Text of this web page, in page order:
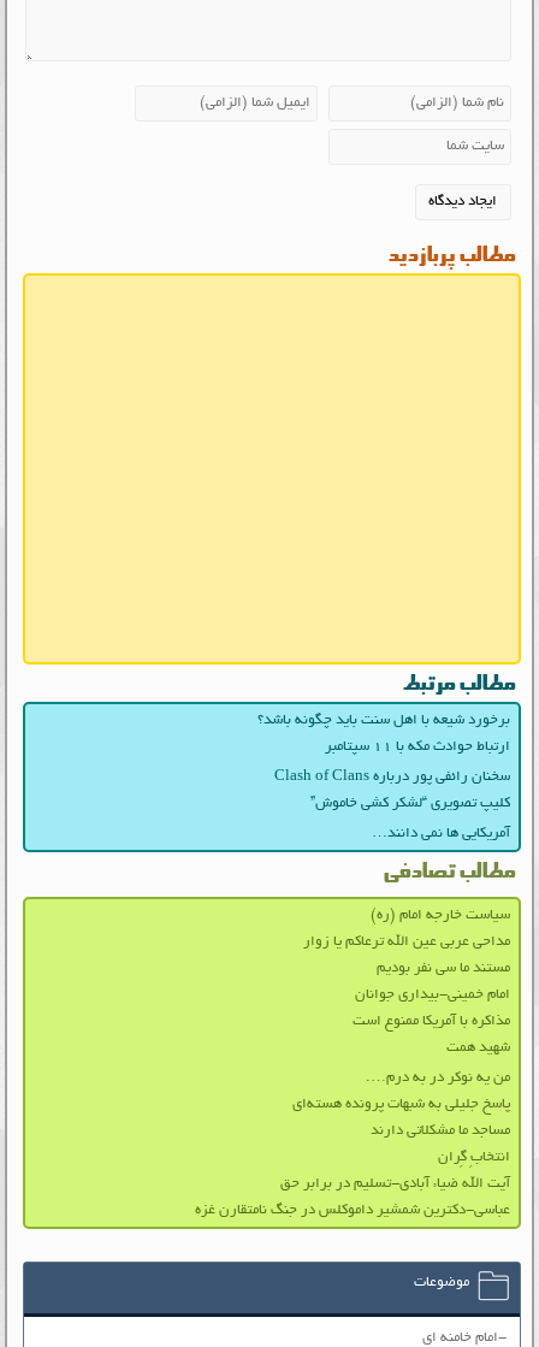
مطالب پربازدید
مطالب مرتبط
برخورد شیعه با اهل سنت باید چگونه باشد؟
ارتباط حوادث مکه با ۱۱ سپتامبر
سخنان رائفی پور درباره Clash of Clans
کلیپ تصویری “لشکر کشی خاموش”
آمریکایی ها نمی دانند…
مطالب تصادفی
سیاست خارجه امام (ره)
مداحی عربی عين الله ترعاکم يا زوار
مستند ما سی نفر بودیم
امام خمینی-بیداری جوانان
مذاکره با آمریکا ممنوع است
شهید همت
من یه نوکر در به درم….
پاسخ جلیلی به شبهات پرونده هسته‌ای
مساجد ما مشکلاتی دارند
انتخابِ گِران
آیت الله ضیاء آبادی-تسلیم در برابر حق
عباسی-دکترین شمشیر داموکلس در جنگ نامتقارن غزه
موضوعات
-امام خامنه ای